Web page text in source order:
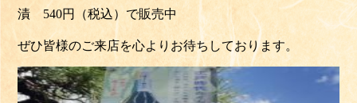
漬 540円（税込）で販売中
ぜひ皆様のご来店を心よりお待ちしております。